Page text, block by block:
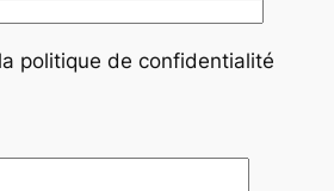
politique de confidentialité